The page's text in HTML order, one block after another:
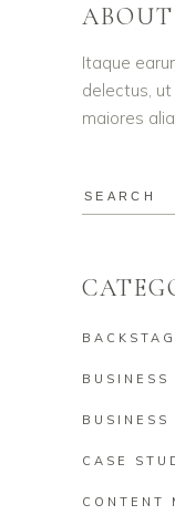
Itaque
delectus,
maiores
BUSINESS
BUSINESS
CASE
CONTENT